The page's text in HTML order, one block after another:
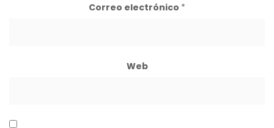
Correo electrónico *
Web